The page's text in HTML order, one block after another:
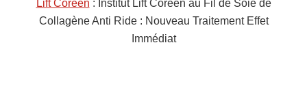
Lift Coréen : Institut Lift Coréen au Fil de Soie de
Collagène Anti Ride : Nouveau Traitement Effet
Immédiat